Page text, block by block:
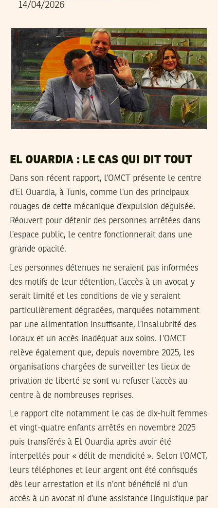
14/04/2026
EL OUARDIA : LE CAS QUI DIT TOUT
Dans son récent rapport, l’OMCT présente le centre
d’El Ouardia, à Tunis, comme l’un des principaux
rouages de cette mécanique d’expulsion déguisée.
Réouvert pour détenir des personnes arrêtées dans
l’espace public, le centre fonctionnerait dans une
grande opacité.
Les personnes détenues ne seraient pas informées
des motifs de leur détention, l’accès à un avocat y
serait limité et les conditions de vie y seraient
particulièrement dégradées, marquées notamment
par une alimentation insuffisante, l’insalubrité des
locaux et un accès inadéquat aux soins. L’OMCT
relève également que, depuis novembre 2025, les
organisations chargées de surveiller les lieux de
privation de liberté se sont vu refuser l’accès au
centre à de nombreuses reprises.
Le rapport cite notamment le cas de dix-huit femmes
et vingt-quatre enfants arrêtés en novembre 2025
puis transférés à El Ouardia après avoir été
interpellés pour « délit de mendicité ». Selon l’OMCT,
leurs téléphones et leur argent ont été confisqués
dès leur arrestation et ils n’ont bénéficié ni d’un
accès à un avocat ni d’une assistance linguistique par